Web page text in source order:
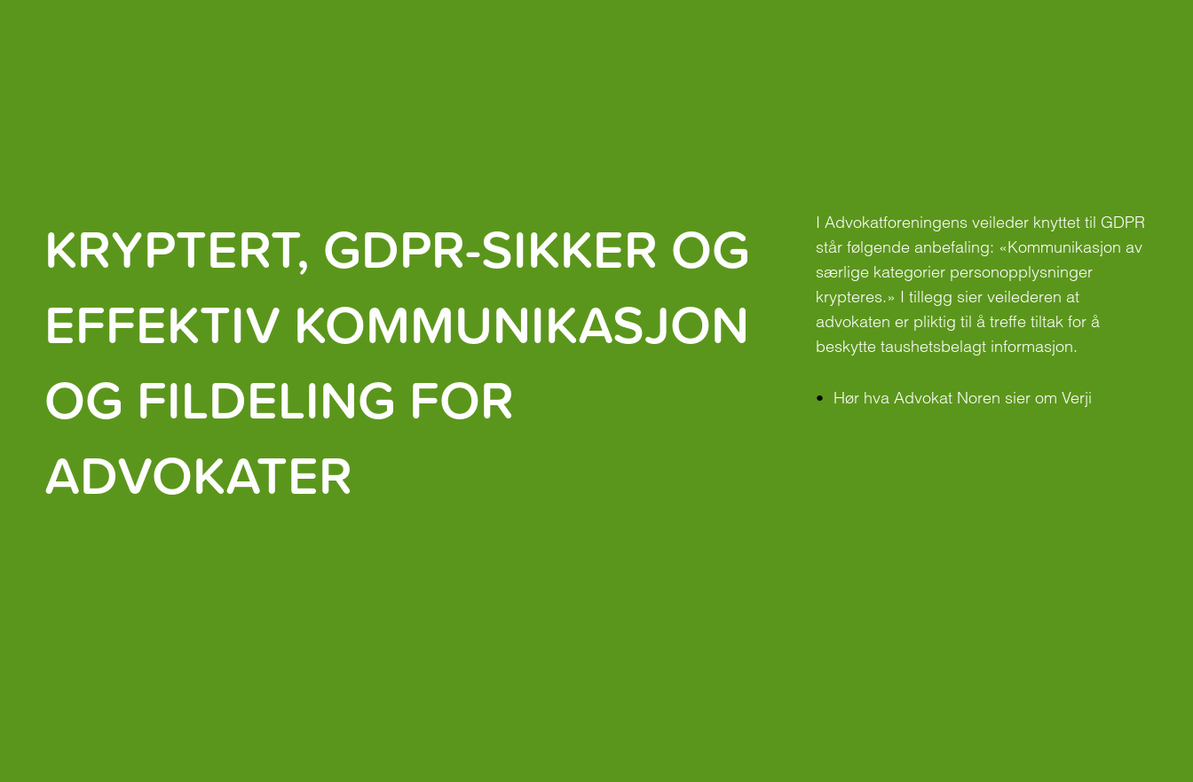
KRYPTERT, GDPR-SIKKER OG
EFFEKTIV KOMMUNIKASJON
OG FILDELING FOR
ADVOKATER
I Advokatforeningens veileder knyttet til GDPR
står følgende anbefaling: «Kommunikasjon av
særlige kategorier personopplysninger
krypteres.» I tillegg sier veilederen at
advokaten er pliktig til å treffe tiltak for å
beskytte taushetsbelagt informasjon.
Hør hva Advokat Noren sier om Verji